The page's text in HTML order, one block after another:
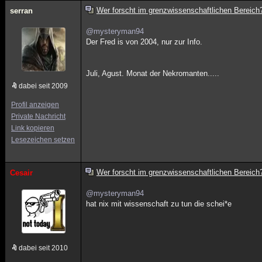
serran
dabei seit 2009
Profil anzeigen
Private Nachricht
Link kopieren
Lesezeichen setzen
Wer forscht im grenzwissenschaftlichen
@mysteryman94
Der Fred is von 2004, nur zur Info.
Juli, Agust. Monat der Nekromanten.....
Cesair
dabei seit 2010
Wer forscht im grenzwissenschaftlichen
@mysteryman94
hat nix mit wissenschaft zu tun die schei*e